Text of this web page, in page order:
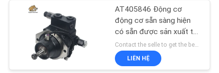
AT405846 Động cơ
động cơ sẵn sàng hiện
có sẵn được sản xuất tại
Trung Quốc cho John
Deere
Contact the selle to get the best offer MOQ:1
LIÊN HỆ